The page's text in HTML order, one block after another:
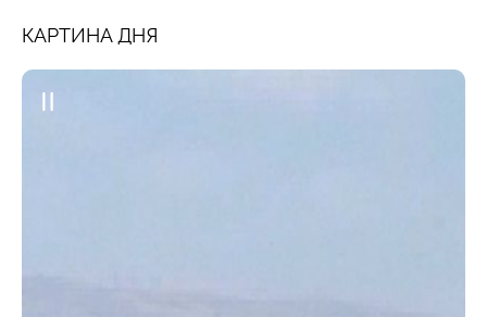
КАРТИНА ДНЯ